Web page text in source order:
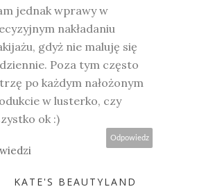
jednak wprawy w
nakładaniu
gdyż nie maluję się
Poza tym często
po każdym nałożonym
w lusterko, czy
ok :)
Odpowiedz
KATE'S BEAUTYLAND